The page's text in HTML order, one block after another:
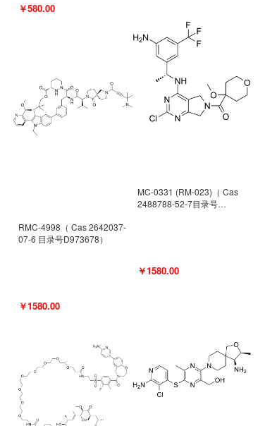
￥580.00
RMC-4998（ Cas 2642037-
07-6 目录号D973678）
￥1580.00
MC-0331 (RM-023)（ Cas
2488788-52-7目录号
￥1580.00